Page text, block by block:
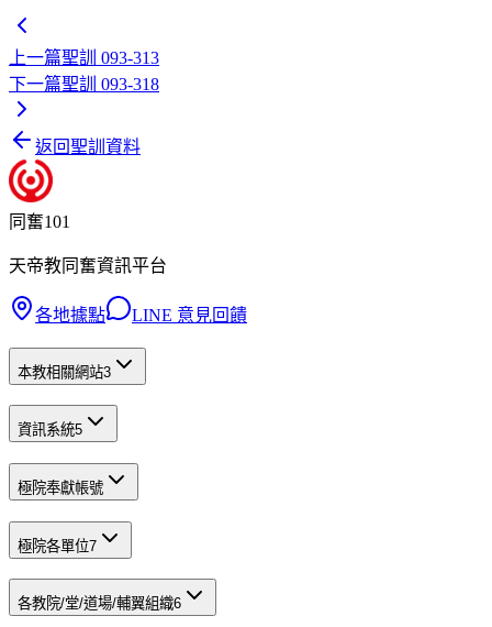
上一篇聖訓 093-313
下一篇聖訓 093-318
返回聖訓資料
同奮101
天帝教同奮資訊平台
各地據點 LINE 意見回饋
本教相關網站3
資訊系統5
極院奉獻帳號
極院各單位7
各教院/堂/道場/輔翼組織6